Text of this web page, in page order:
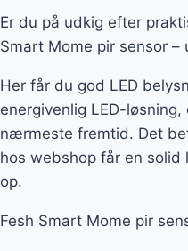
Er du på udkig efter
Smart Mome pir sensor
Her får du god LED
energivenlig LED-
nærmeste fremtid. Det
hos webshop får en
op.
Fesh Smart Mome pir